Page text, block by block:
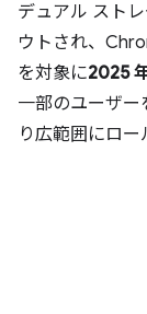
デュアル スト
ウトされ、
を対象に2025
一部のユーザー
り広範囲にロー